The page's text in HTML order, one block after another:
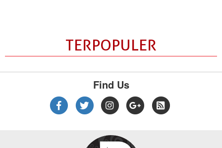
TERPOPULER
Find Us